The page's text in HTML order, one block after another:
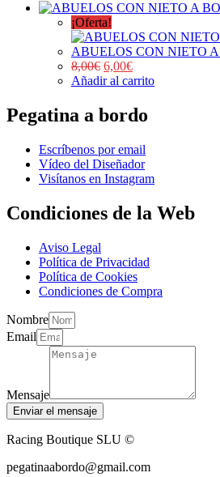
¡Oferta!
ABUELOS CON NIETO
8,00€ 6,00€
Añadir al carrito
Pegatina a bordo
Escríbenos por email
Vídeo del Diseñador
Visítanos en Instagram
Condiciones de la Web
Aviso Legal
Política de Privacidad
Política de Cookies
Condiciones de Compra
Nombre
Email
Mensaje
Enviar el mensaje
Racing Boutique SLU ©
pegatinaabordo@gmail.com